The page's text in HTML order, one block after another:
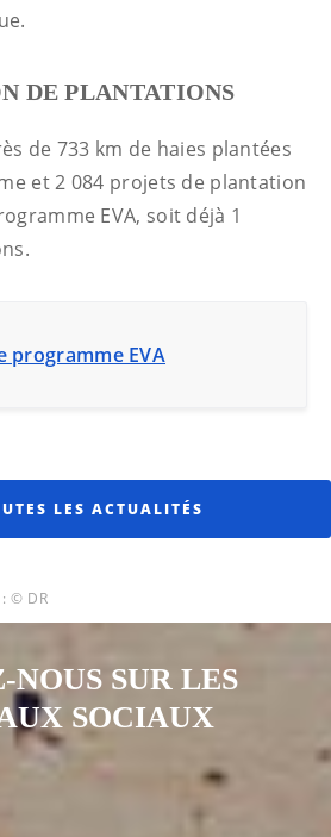
DE PLANTATIONS
de 733 km de haies plantées
et 2 084 projets de plantation
EVA, soit déjà 1
programme EVA
LES ACTUALITÉS
© DR
NOUS SUR LES
SOCIAUX
Notre page Tiktok
Notre page